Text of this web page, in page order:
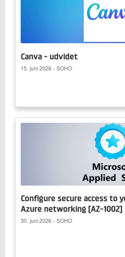
Canva - udvidet
15. juni 2026 - SOHO
Configure secure access to
Azure networking [AZ-1002]
30. juni 2026 - SOHO